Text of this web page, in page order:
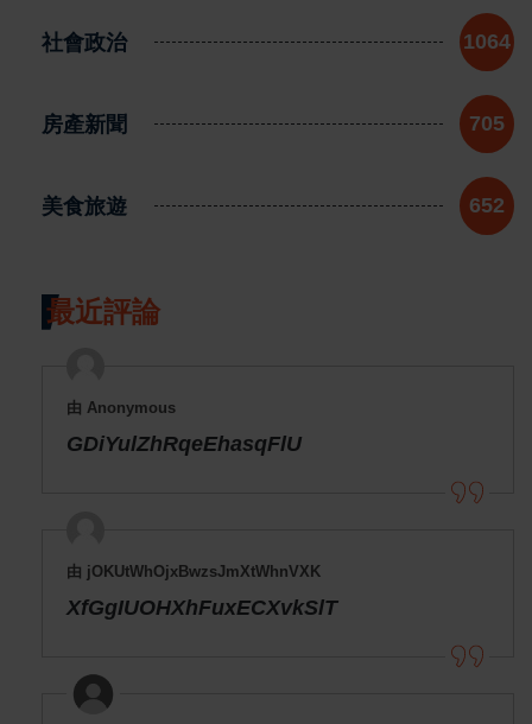
社會政治 1064
房產新聞 705
美食旅遊 652
最近評論
由 Anonymous
GDiYulZhRqeEhasqFlU
由 jOKUtWhOjxBwzsJmXtWhnVXK
XfGgIUOHXhFuxECXvkSlT